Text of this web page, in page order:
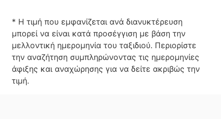
* Η τιμή που εμφανίζεται ανά διανυκτέρευση
μπορεί να είναι κατά προσέγγιση με βάση την
μελλοντική ημερομηνία του ταξιδιού. Περιορίστε
την αναζήτηση συμπληρώνοντας τις ημερομηνίες
άφιξης και αναχώρησης για να δείτε ακριβώς την
τιμή.